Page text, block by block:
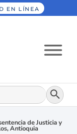
EN LÍNEA
Botón
de Justicia y
Antioquia